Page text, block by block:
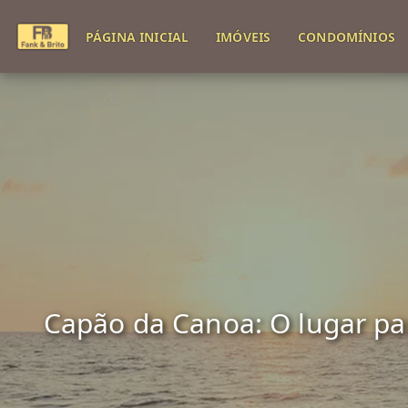
PÁGINA INICIAL IMÓVEIS CONDOMÍNIOS
Capão da Canoa: O lugar